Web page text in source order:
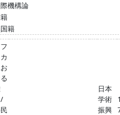
機構論
籍
日本
学術
振興